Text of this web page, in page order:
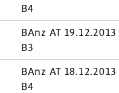
B4
BAnz AT 19.12.2013
B3
BAnz AT 18.12.2013
B4